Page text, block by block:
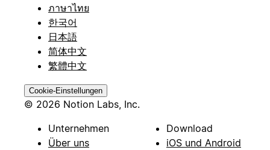
ภาษาไทย
한국어
日本語
简体中文
繁體中文
Cookie-Einstellungen
© 2026 Notion Labs, Inc.
Unternehmen
Über uns
Download
iOS und Android